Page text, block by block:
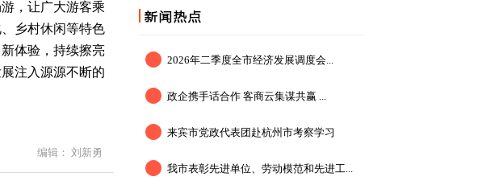
，让广大游客乘
乡村休闲等特色
体验，持续擦亮
注入源源不断的
编辑： 刘新勇
2026年二季度全市经济发展调度会...
政企携手话合作 客商云集谋共赢 ...
来宾市党政代表团赴杭州市考察学习
我市表彰先进单位、劳动模范和先进工...